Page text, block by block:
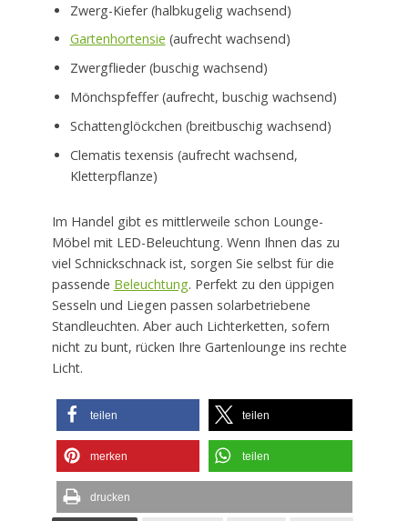
Zwerg-Kiefer (halbkugelig wachsend)
Gartenhortensie (aufrecht wachsend)
Zwergflieder (buschig wachsend)
Mönchspfeffer (aufrecht, buschig wachsend)
Schattenglöckchen (breitbuschig wachsend)
Clematis texensis (aufrecht wachsend,
Kletterpflanze)
Im Handel gibt es mittlerweile schon Lounge-
Möbel mit LED-Beleuchtung. Wenn Ihnen das zu
viel Schnickschnack ist, sorgen Sie selbst für die
passende Beleuchtung. Perfekt zu den üppigen
Sesseln und Liegen passen solarbetriebene
Standleuchten. Aber auch Lichterketten, sofern
nicht zu bunt, rücken Ihre Gartenlounge ins rechte
Licht.
teilen teilen
merken teilen
drucken